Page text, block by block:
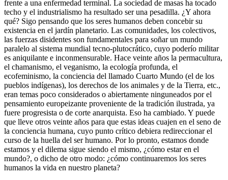
frente a una enfermedad terminal. La sociedad de masas ha tocado
techo y el industrialismo ha resultado ser una pesadilla. ¿Y ahora
qué? Sigo pensando que los seres humanos deben concebir su
existencia en el jardín planetario. Las comunidades, los colectivos,
las fuerzas disidentes son fundamentales para soñar un mundo
paralelo al sistema mundial tecno-plutocrático, cuyo poderío militar
es aniquilante e inconmensurable. Hace veinte años la permacultura,
el chamanismo, el veganismo, la ecología profunda, el
ecofeminismo, la conciencia del llamado Cuarto Mundo (el de los
pueblos indígenas), los derechos de los animales y de la Tierra, etc.,
eran temas poco considerados o abiertamente ninguneados por el
pensamiento europeizante proveniente de la tradición ilustrada, ya
fuere progresista o de corte anarquista. Eso ha cambiado. Y puede
que lleve otros veinte años para que estas ideas cuajen en el seno de
la conciencia humana, cuyo punto crítico debiera redireccionar el
curso de la huella del ser humano. Por lo pronto, estamos donde
estamos y el dilema sigue siendo el mismo, ¿cómo estar en el
mundo?, o dicho de otro modo: ¿cómo continuaremos los seres
humanos la vida en nuestro planeta?